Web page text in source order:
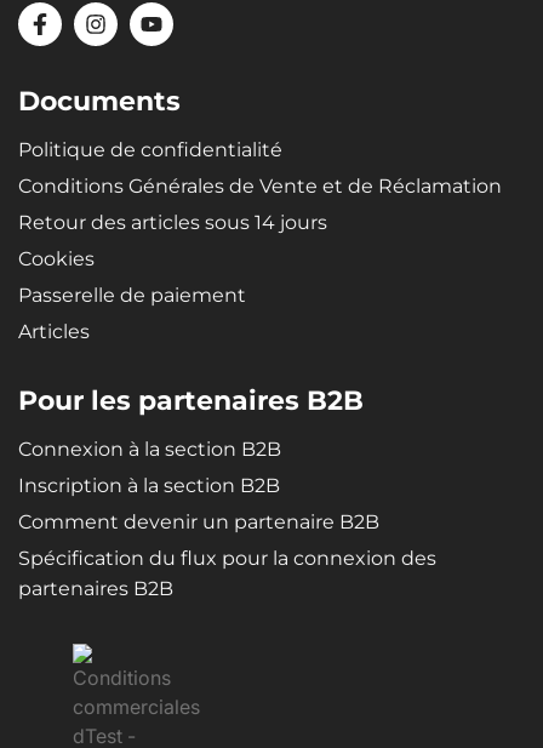
Matériau recyclable, très résistant et de haute qualité - le
caoutchouc microporeux SBR garantit une flexibilité extrême
Documents
Politique de confidentialité
Conditions Générales de Vente et de Réclamation
Retour des articles sous 14 jours
Cookies
Passerelle de paiement
Articles
Pour les partenaires B2B
Connexion à la section B2B
Inscription à la section B2B
Comment devenir un partenaire B2B
Spécification du flux pour la connexion des
partenaires B2B